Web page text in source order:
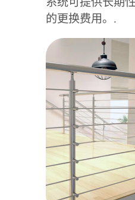
的更换费用。.